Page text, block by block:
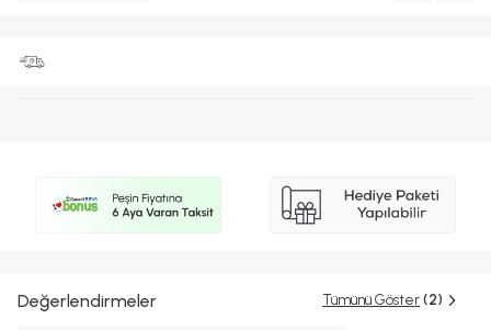
Değerlendirmeler Tümünü Göster (2)